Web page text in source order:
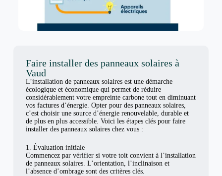
Faire installer des panneaux solaires à
Vaud
L’installation de panneaux solaires est une démarche
écologique et économique qui permet de réduire
considérablement votre empreinte carbone tout en diminuant
vos factures d’énergie. Opter pour des panneaux solaires,
c’est choisir une source d’énergie renouvelable, durable et
de plus en plus accessible. Voici les étapes clés pour faire
installer des panneaux solaires chez vous :
1. Évaluation initiale
Commencez par vérifier si votre toit convient à l’installation
de panneaux solaires. L’orientation, l’inclinaison et
l’absence d’ombrage sont des critères clés.